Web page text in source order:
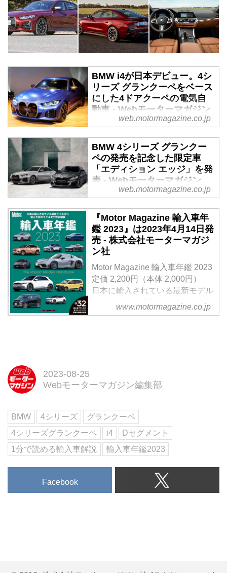
BMW i4が日本デビュー。4シ
リーズ グランクーペをベース
にした4ドアクーペの電気自
動車 - Webモーターマガジン
2022年2月16日、BMWジャパン
は4シリーズ グランクーペのライ
ンナップに電気自動車の「i4（ア
イフォー）」を追加設定して販売
を開始した。デリバリーは2022
年3月以降を予定している。
web.motormagazine.co.jp
BMW 4シリーズ グランクー
ペの発売を記念した限定車
「エディション エッジ」を発
表 - Webモーターマガジン
2021年11月2日、BMWジャパン
はミドルクラス 4ドアクーペの
「4シリーズ グランクーペ」の発
売を記念した限定車「Edition
EDGE（エディション エッジ）」
の受注を、11月9日（火）午前11
時より、BMWオンラインストア
限定で開始する。納車開始は、本
年11月を予定している。
web.motormagazine.co.jp
『Motor Magazine 輸入車年
鑑 2023』は2023年4月14日発
売 - 株式会社モーターマガジ
ン社
Motor Magazine 輸入車年鑑 2023
定価 2,200円（本体 2,000円）
日本に輸入されている最新モデル
からまもなく導入されるモデルま
で、全32ブランドのラインナップ
る輸入車をブランド別に全網羅。
集して紹介しています。注目のモ
デルについては試乗インプレッシ
ョンも収録。また、巻末には車両
の詳...
www.motormagazine.co.jp
2023-08-25
Webモーターマガジン編集部
BMW 4シリーズ
グランクーペ
4シリーズグランクーペ
i4
Dセグメント
1分で読める輸入車解説
輸入車年鑑2023
Facebook